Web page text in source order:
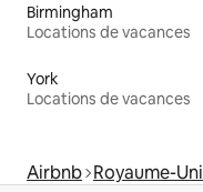
Birmingham
Locations de vacances
York
Locations de vacances
Airbnb Royaume-Uni